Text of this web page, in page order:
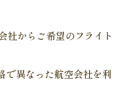
社からご希望のフライト
で異なった航空会社を利